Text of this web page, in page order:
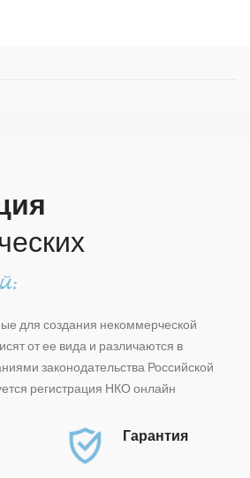
для создания некоммерческой
от ее вида и различаются в
законодательства Российской
регистрация НКО онлайн
Гарантия